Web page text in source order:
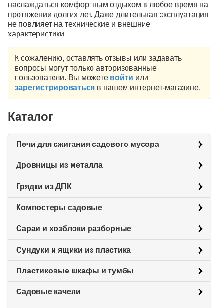
наслаждаться комфортным отдыхом в любое время на
протяжении долгих лет. Даже длительная эксплуатация
не повлияет на технические и внешние
характеристики.
К сожалению, оставлять отзывы или задавать
вопросы могут только авторизованные
пользователи. Вы можете войти или
зарегистрироватьсяв нашем интернет-магазине.
Каталог
Печи для сжигания садового мусора
Дровницы из металла
Грядки из ДПК
Компостеры садовые
Сараи и хозблоки разборные
Сундуки и ящики из пластика
Пластиковые шкафы и тумбы
Садовые качели